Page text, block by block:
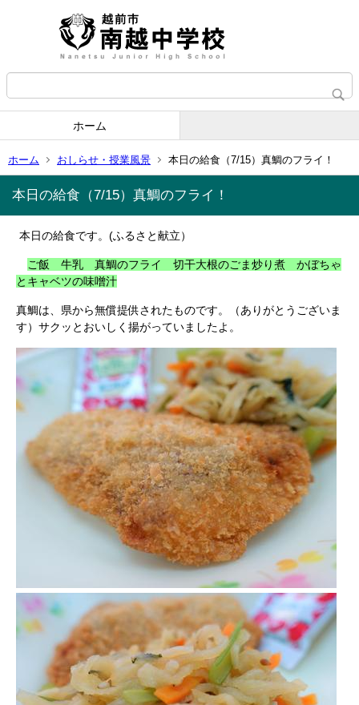
ホーム
ホーム おしらせ・授業風景 本日の給食（7/15）真鯛のフライ！
本日の給食（7/15）真鯛のフライ！
本日の給食です。(ふるさと献立）
ご飯 牛乳 真鯛のフライ 切干大根のごま炒り煮 かぼちゃ
とキャベツの味噌汁
真鯛は、県から無償提供されたものです。（ありがとうございま
す）サクッとおいしく揚がっていましたよ。